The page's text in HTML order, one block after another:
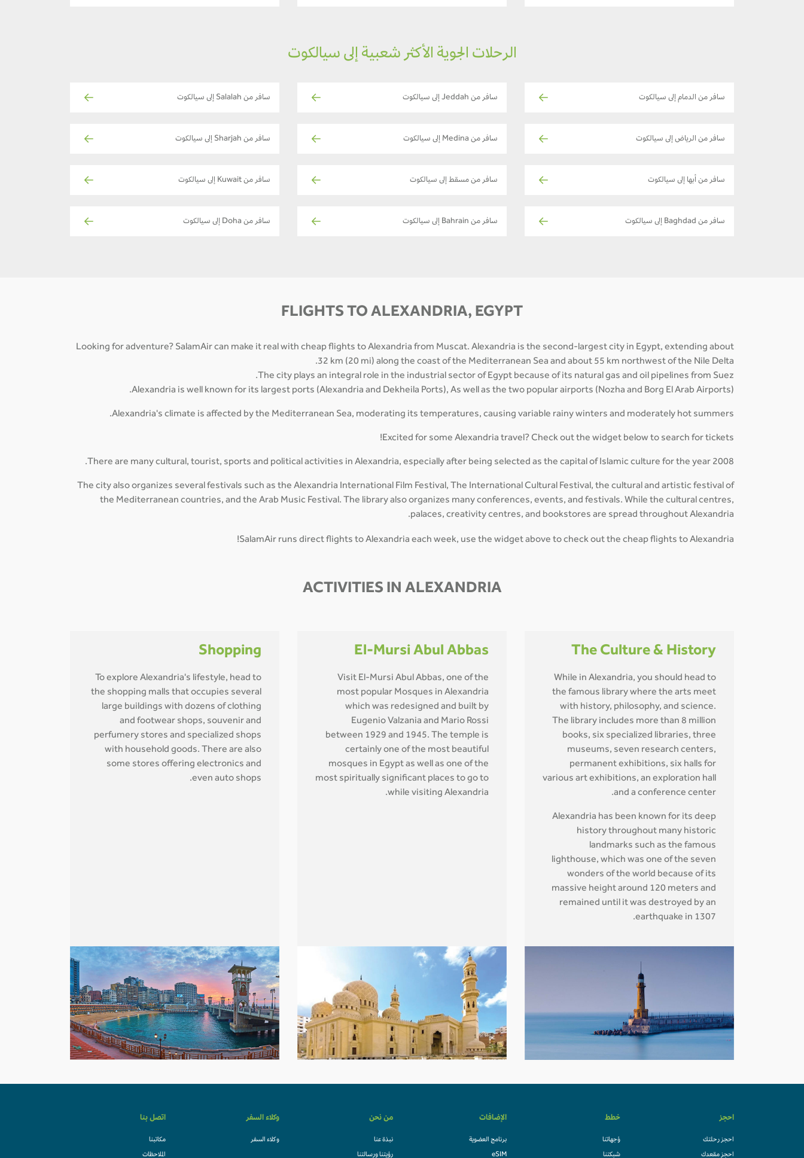
الرحلات الجوية الأكثر شعبية إلى سيالكوت
سافر من الدمام إلى سيالكوت سافر من Jeddah إلى سيالكوت سافر من Salalah إلى سيالكوت
سافر من الرياض إلى سيالكوت سافر من Medina إلى سيالكوت سافر من Sharjah إلى سيالكوت
سافر من أبها إلى سيالكوت سافر من مسقط إلى سيالكوت سافر من Kuwait إلى سيالكوت
سافر من Baghdad إلى سيالكوت سافر من Bahrain إلى سيالكوت سافر من Doha إلى سيالكوت
FLIGHTS TO ALEXANDRIA, EGYPT
Looking for adventure? SalamAir can make it real with cheap flights to Alexandria from Muscat. Alexandria is the second-largest city in Egypt, extending about
32 km (20 mi) along the coast of the Mediterranean Sea and about 55 km northwest of the Nile Delta.
The city plays an integral role in the industrial sector of Egypt because of its natural gas and oil pipelines from Suez.
Alexandria is well known for its largest ports (Alexandria and Dekheila Ports), As well as the two popular airports (Nozha and Borg El Arab Airports).
Alexandria's climate is affected by the Mediterranean Sea, moderating its temperatures, causing variable rainy winters and moderately hot summers.
Excited for some Alexandria travel? Check out the widget below to search for tickets!
There are many cultural, tourist, sports and political activities in Alexandria, especially after being selected as the capital of Islamic culture for the year 2008.
The city also organizes several festivals such as the Alexandria International Film Festival, The International Cultural Festival, the cultural and artistic festival of
the Mediterranean countries, and the Arab Music Festival. The library also organizes many conferences, events, and festivals. While the cultural centres,
palaces, creativity centres, and bookstores are spread throughout Alexandria.
SalamAir runs direct flights to Alexandria each week, use the widget above to check out the cheap flights to Alexandria!
ACTIVITIES IN ALEXANDRIA
The Culture & History
While in Alexandria, you should head to
the famous library where the arts meet
with history, philosophy, and science.
The library includes more than 8 million
books, six specialized libraries, three
museums, seven research centers,
permanent exhibitions, six halls for
various art exhibitions, an exploration hall
and a conference center.
Alexandria has been known for its deep
history throughout many historic
landmarks such as the famous
lighthouse, which was one of the seven
wonders of the world because of its
massive height around 120 meters and
remained until it was destroyed by an
earthquake in 1307.
El-Mursi Abul Abbas
Visit El-Mursi Abul Abbas, one of the
most popular Mosques in Alexandria
which was redesigned and built by
Eugenio Valzania and Mario Rossi
between 1929 and 1945. The temple is
certainly one of the most beautiful
mosques in Egypt as well as one of the
most spiritually significant places to go to
while visiting Alexandria.
Shopping
To explore Alexandria's lifestyle, head to
the shopping malls that occupies several
large buildings with dozens of clothing
and footwear shops, souvenir and
perfumery stores and specialized shops
with household goods. There are also
some stores offering electronics and
even auto shops.
احجز
احجز رحلتك
احجز مقعدك
خطط
وُجهاتنا
شبكتنا
الإضافات
برنامج العضوية
eSIM
من نحن
نبذة عنا
رؤيتنا ورسالتنا
وكلاء السفر
وكلاء السفر
اتصل بنا
مكاتبنا
الملاحظات